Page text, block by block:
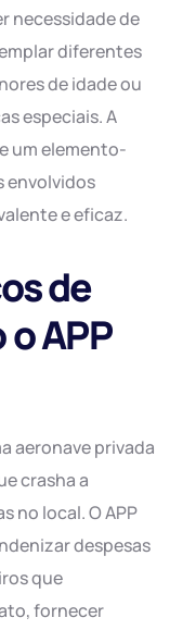
necessidade de
diferentes
de idade ou
especiais. A
um elemento-
envolvidos
e eficaz.
de
APP
aeronave privada
crasha a
no local. O APP
despesas
que
fornecer